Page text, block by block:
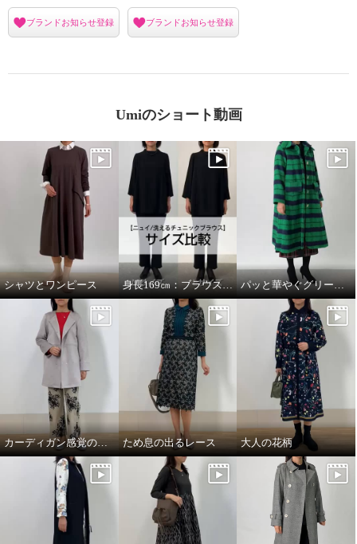
ブランドお知らせ登録 ブランドお知らせ登録
Umiのショート動画
シャツとワンピース 身長169㎝：ブラウスMサイズとLサイズを着比べ パッと華やぐグリーンコート
カーディガン感覚のコート ため息の出るレース 大人の花柄